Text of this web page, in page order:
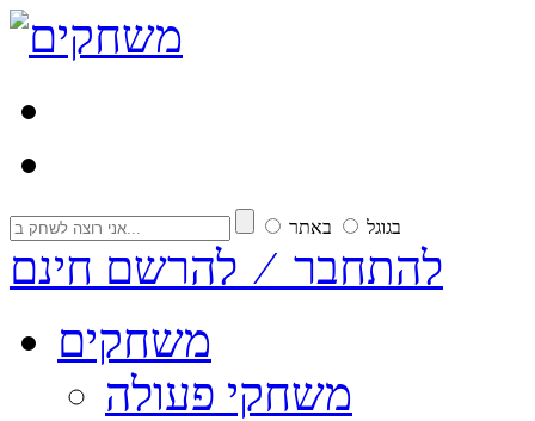
בגוגל באתר
להתחבר ⁄ להרשם חינם
משחקים
משחקי פעולה